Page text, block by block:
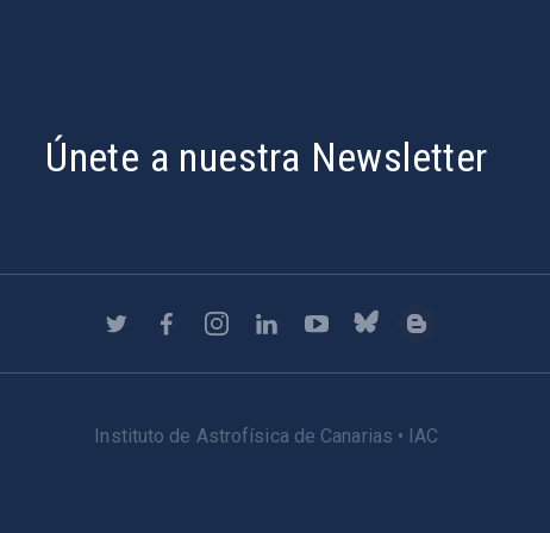
Únete a nuestra Newsletter
Instituto de Astrofísica de Canarias • IAC